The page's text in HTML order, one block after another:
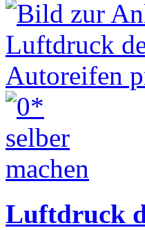
Luftdruck